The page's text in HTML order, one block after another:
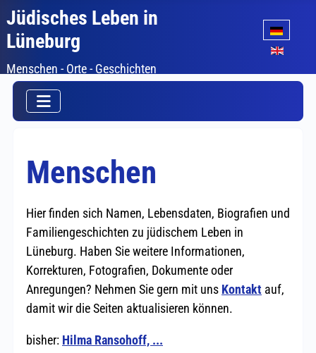
Jüdisches Leben in
Lüneburg
Menschen - Orte - Geschichten
Sprache